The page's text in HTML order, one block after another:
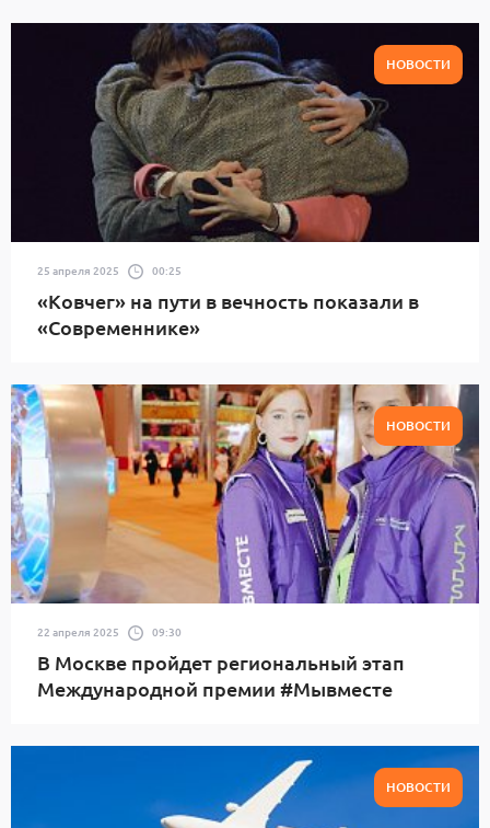
НОВОСТИ
25 апреля 2025 00:25
«Ковчег» на пути в вечность показали в
«Современнике»
НОВОСТИ
22 апреля 2025 09:30
В Москве пройдет региональный этап
Международной премии #Мывместе
НОВОСТИ